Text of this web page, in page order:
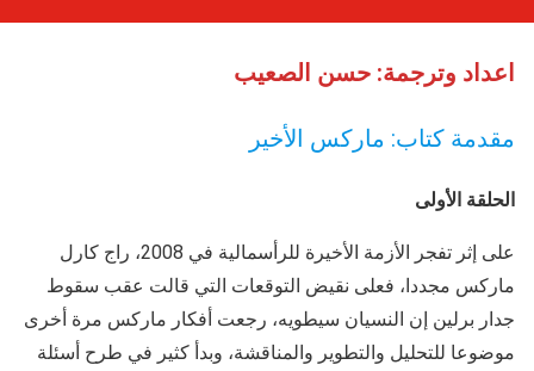
اعداد وترجمة: حسن الصعيب
مقدمة كتاب: ماركس الأخير
الحلقة الأولى
على إثر تفجر الأزمة الأخيرة للرأسمالية في 2008، راج كارل
ماركس مجددا، فعلى نقيض التوقعات التي قالت عقب سقوط
جدار برلين إن النسيان سيطويه، رجعت أفكار ماركس مرة أخرى
موضوعا للتحليل والتطوير والمناقشة، وبدأ كثير في طرح أسئلة